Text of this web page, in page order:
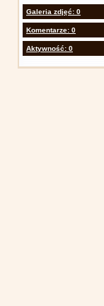
Galeria zdjęć: 0
Komentarze: 0
Aktywność: 0